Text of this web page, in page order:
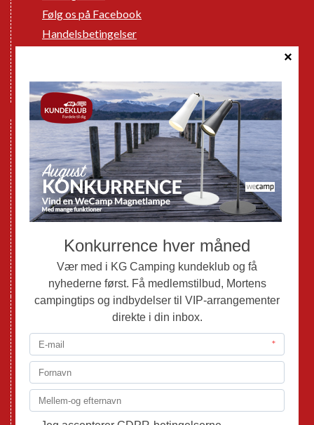
Følg os på Facebook
Handelsbetingelser
GPDR - Optagelse af foto og video
Nye Campingvogne
Nye Autocampere og Vans
Brugte Campingvogne
Brugte Autocampere og Vans
Webshop
Mortens Campingtips
KG Camping Kundeklub
Nyheder
Adria
Adria Autocampere
Eriba
Fendt
Hobby